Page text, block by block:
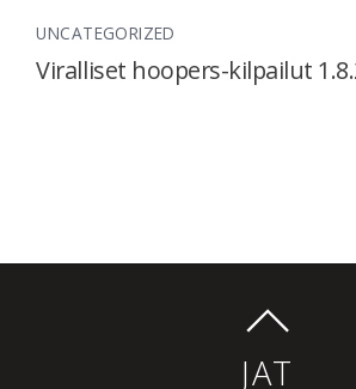
UNCATEGORIZED
Viralliset hoopers-kilpailut
JAT